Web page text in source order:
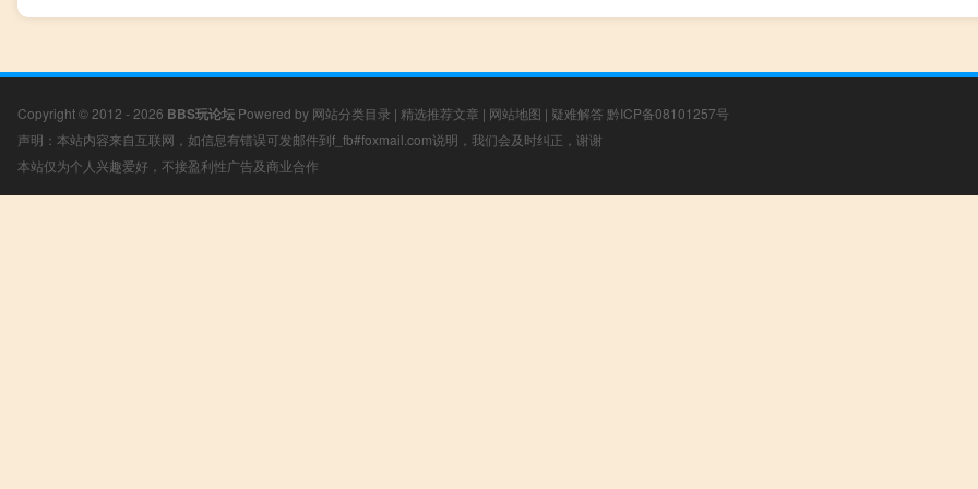
Copyright © 2012 - 2026 BBS玩论坛 Powered by 网站分类目录 | 精选推荐文章 | 网站地图 | 疑难解答 黔ICP备08101257号
声明：本站内容来自互联网，如信息有错误可发邮件到f_fb#foxmail.com说明，我们会及时纠正，谢谢
本站仅为个人兴趣爱好，不接盈利性广告及商业合作